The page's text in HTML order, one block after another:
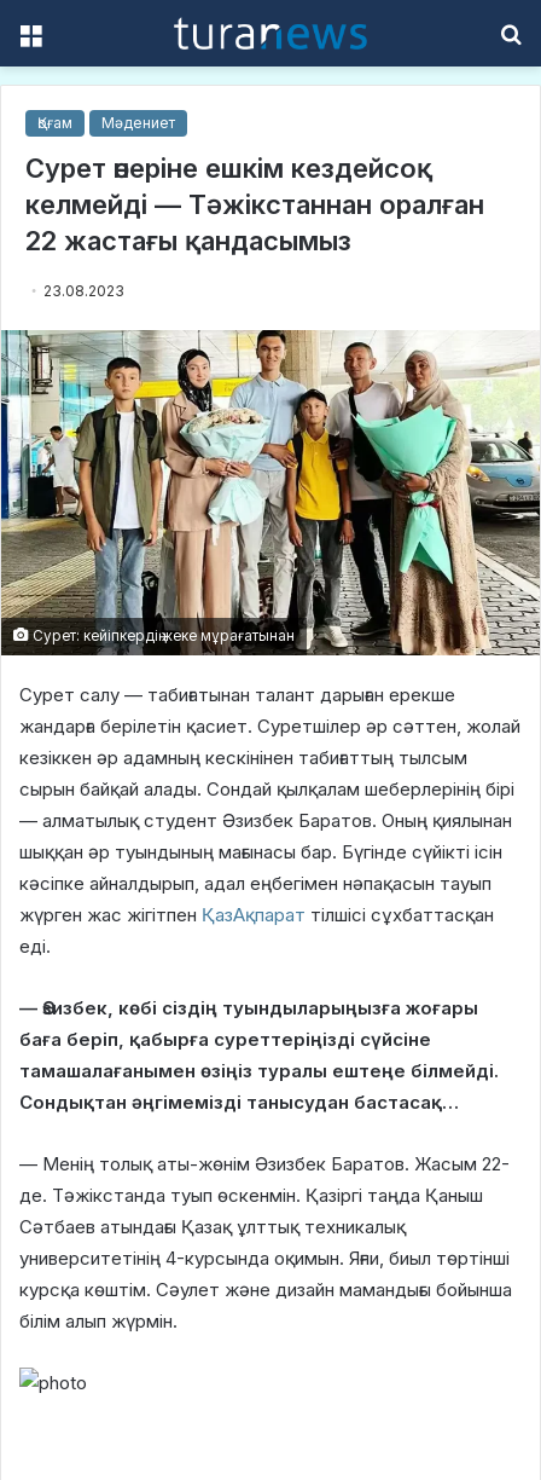
Қоғам Мәдениет
Сурет өнеріне ешкім кездейсоқ
келмейді — Тәжікстаннан оралған
22 жастағы қандасымыз
23.08.2023
Сурет: кейіпкердің жеке мұрағатынан
Сурет салу — табиғатынан талант дарыған ерекше
жандарға берілетін қасиет. Суретшілер әр сәттен, жолай
кезіккен әр адамның кескінінен табиғаттың тылсым
сырын байқай алады. Сондай қылқалам шеберлерінің бірі
— алматылық студент Әзизбек Баратов. Оның қиялынан
шыққан әр туындының мағынасы бар. Бүгінде сүйікті ісін
кәсіпке айналдырып, адал еңбегімен нәпақасын тауып
жүрген жас жігітпен ҚазАқпарат тілшісі сұхбаттасқан
еді.
— Әзизбек, көбі сіздің туындыларыңызға жоғары
баға беріп, қабырға суреттеріңізді сүйсіне
тамашалағанымен өзіңіз туралы ештеңе білмейді.
Сондықтан әңгімемізді танысудан бастасақ…
— Менің толық аты-жөнім Әзизбек Баратов. Жасым 22-
де. Тәжікстанда туып өскенмін. Қазіргі таңда Қаныш
Сәтбаев атындағы Қазақ ұлттық техникалық
университетінің 4-курсында оқимын. Яғни, биыл төртінші
курсқа көштім. Сәулет және дизайн мамандығы бойынша
білім алып жүрмін.